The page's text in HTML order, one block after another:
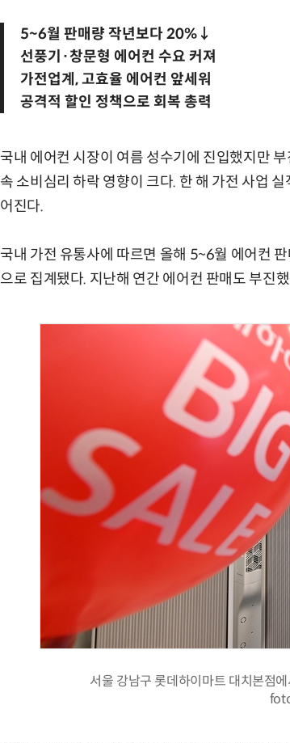
5~6월 판매량 작년보다 20%↓
선풍기·창문형 에어컨 수요 커져
가전업계, 고효율 에어컨 앞세워
공격적 할인 정책으로 회복 총력
국내 에어컨 시장이 여름 성수기에 진입했지만
속 소비심리 하락 영향이 크다. 한 해 가전 사업
어진다.
국내 가전 유통사에 따르면 올해 5~6월 에어컨
으로 집계됐다. 지난해 연간 에어컨 판매도 부진
서울 강남구 롯데하이마트 대치본점